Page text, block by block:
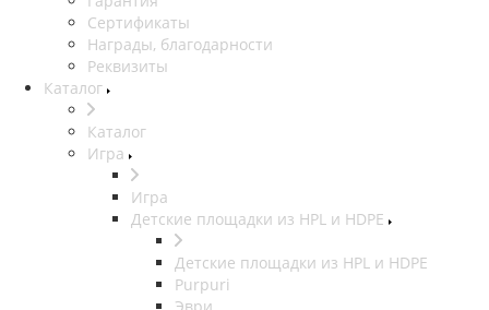
Сертификаты
Награды, благодарности
Реквизиты
Каталог
Каталог
Игра
Игра
Детские площадки из HPL и HDPE
Детские площадки из HPL и HDPE
Purpuri